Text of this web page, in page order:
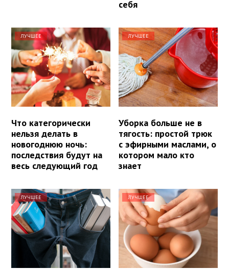
себя
ЛУЧШЕЕ
Что категорически
нельзя делать в
новогоднюю ночь:
последствия будут на
весь следующий год
ЛУЧШЕЕ
Уборка больше не в
тягость: простой трюк
с эфирными маслами, о
котором мало кто
знает
ЛУЧШЕЕ ЛУЧШЕЕ